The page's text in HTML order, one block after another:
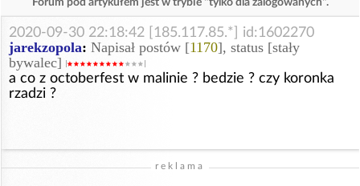
Forum pod artykułem jest w trybie "tylko dla zalogowanych".
2020-09-30 22:18:42 [185.117.85.*] id:1602270
jarekzopola: Napisał postów [1170], status [stały
bywalec]
a co z octoberfest w malinie ? bedzie ? czy koronka
rzadzi ?
reklama